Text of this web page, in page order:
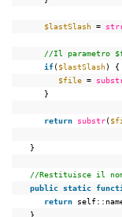
$lastSlash =
//Il parametro
if($lastSlash) {
$file =
}
return substr(
}
//Restituisce il
public static
return
}